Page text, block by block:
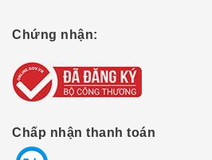
Chứng nhận:
Chấp nhận thanh toán